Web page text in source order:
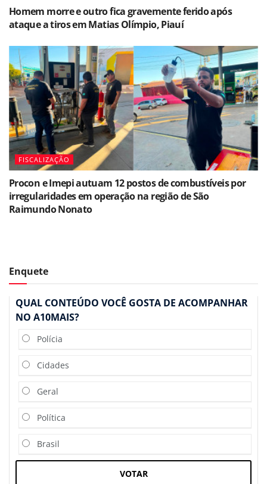
Homem morre e outro fica gravemente ferido após
ataque a tiros em Matias Olímpio, Piauí
FISCALIZAÇÃO
Procon e Imepi autuam 12 postos de combustíveis por
irregularidades em operação na região de São
Raimundo Nonato
Enquete
QUAL CONTEÚDO VOCÊ GOSTA DE ACOMPANHAR
NO A10MAIS?
Polícia
Cidades
Geral
Política
Brasil
VOTAR